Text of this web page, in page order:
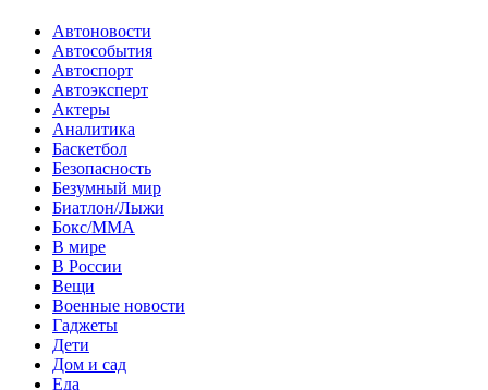
Автоновости
Автособытия
Автоспорт
Автоэксперт
Актеры
Аналитика
Баскетбол
Безопасность
Безумный мир
Биатлон/Лыжи
Бокс/MMA
В мире
В России
Вещи
Военные новости
Гаджеты
Дети
Дом и сад
Еда